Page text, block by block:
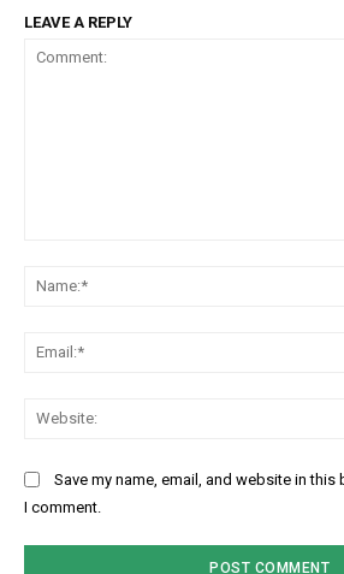
LEAVE A REPLY
Save my name, email, and website in
I comment.